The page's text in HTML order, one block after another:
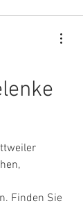
Finden Sie